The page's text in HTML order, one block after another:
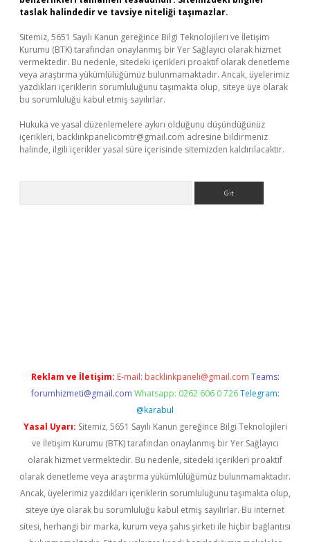
taslak halindedir ve tavsiye niteliği taşımazlar.
Sitemiz, 5651 Sayılı Kanun gereğince Bilgi Teknolojileri ve İletişim
Kurumu (BTK) tarafından onaylanmış bir Yer Sağlayıcı olarak hizmet
vermektedir. Bu nedenle, sitedeki içerikleri proaktif olarak denetleme
veya araştırma yükümlülüğümüz bulunmamaktadır. Ancak, üyelerimiz
yazdıkları içeriklerin sorumluluğunu taşımakta olup, siteye üye olarak
bu sorumluluğu kabul etmiş sayılırlar.
Hukuka ve yasal düzenlemelere aykırı olduğunu düşündüğünüz
içerikleri, backlinkpanelicomtr@gmail.com adresine bildirmeniz
halinde, ilgili içerikler yasal süre içerisinde sitemizden kaldırılacaktır.
Reklam ve İletişim: E-mail: backlinkpaneli@gmail.com Teams:
forumhizmeti@gmail.com Whatsapp: 0262 606 0 726 Telegram:
@karabul
Yasal Uyarı: Sitemiz, 5651 Sayılı Kanun gereğince Bilgi Teknolojileri
ve İletişim Kurumu (BTK) tarafından onaylanmış bir Yer Sağlayıcı
olarak hizmet vermektedir. Bu nedenle, sitedeki içerikleri proaktif
olarak denetleme veya araştırma yükümlülüğümüz bulunmamaktadır.
Ancak, üyelerimiz yazdıkları içeriklerin sorumluluğunu taşımakta olup,
siteye üye olarak bu sorumluluğu kabul etmiş sayılırlar. Bu internet
sitesi, herhangi bir marka, kurum veya şahıs şirketi ile hiçbir bağlantısı